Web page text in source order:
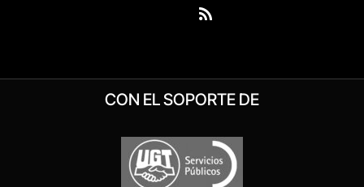
(Twitter)
RSS
CON EL SOPORTE DE